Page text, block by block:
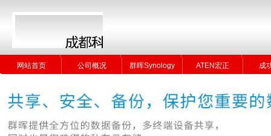
网站首页 公司概况 群晖Synology ATEN宏正 成
网站首页 公司概况 群晖Synology ATEN宏正 成